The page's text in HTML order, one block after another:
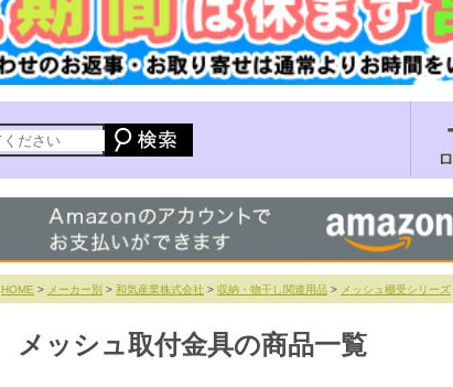
HOME > メーカー別 > 和気産業株式会社 > 収納・物干し関連用品 > メッシュ棚受シリーズ
メッシュ取付金具の商品一覧